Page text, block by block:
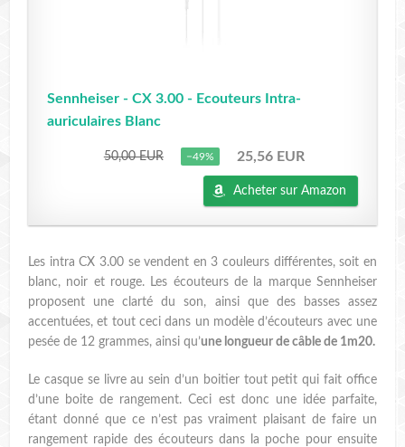
Sennheiser - CX 3.00 - Ecouteurs Intra-
auriculaires Blanc
50,00 EUR −49% 25,56 EUR
Acheter sur Amazon
Les intra CX 3.00 se vendent en 3 couleurs différentes, soit en
blanc, noir et rouge. Les écouteurs de la marque Sennheiser
proposent une clarté du son, ainsi que des basses assez
accentuées, et tout ceci dans un modèle d’écouteurs avec une
pesée de 12 grammes, ainsi qu’une longueur de câble de 1m20.
Le casque se livre au sein d’un boitier tout petit qui fait office
d’une boite de rangement. Ceci est donc une idée parfaite,
étant donné que ce n’est pas vraiment plaisant de faire un
rangement rapide des écouteurs dans la poche pour ensuite